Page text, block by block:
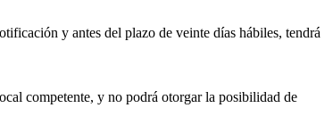
y antes del plazo de veinte días hábiles, tendrá
competente, y no podrá otorgar la posibilidad de